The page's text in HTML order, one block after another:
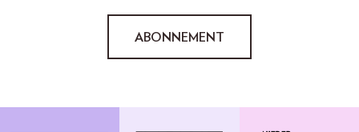
ABONNEMENT